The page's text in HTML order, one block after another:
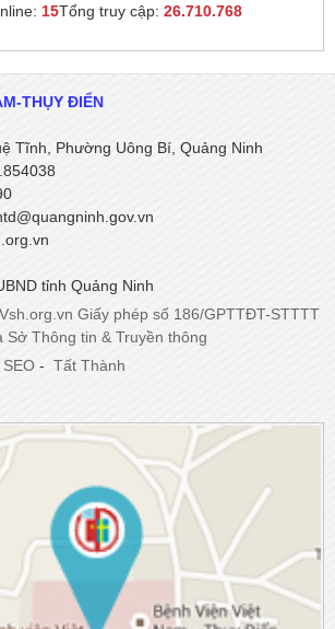
15Tổng truy cập: 26.710.768
THỤY ĐIỂN
Tĩnh, Phường Uông Bí, Quảng Ninh
tỉnh Quảng Ninh
Giấy phép số 186/GPTTĐT-STTTT
Sở Thông tin & Truyền thông
SEO - Tất Thành